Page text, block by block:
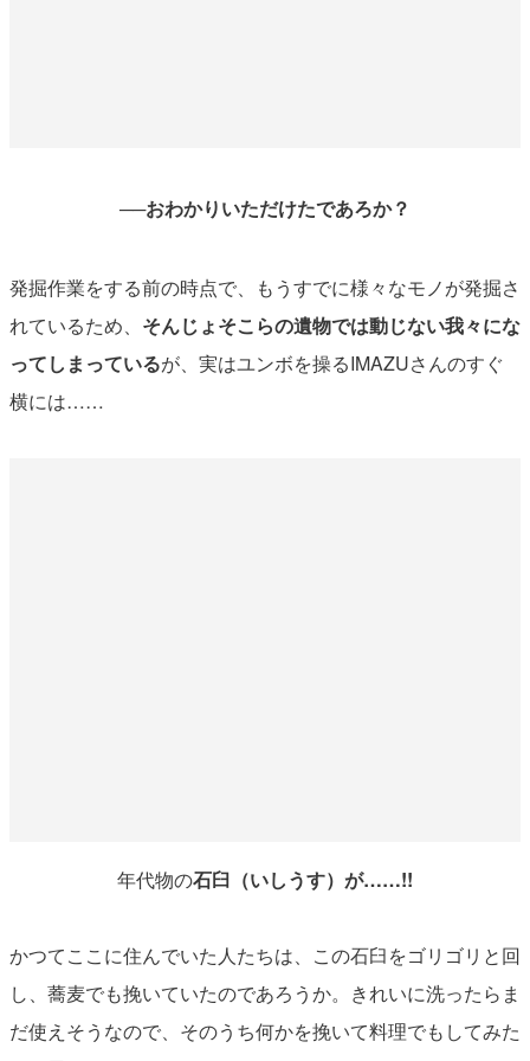
──おわかりいただけたであろか？
発掘作業をする前の時点で、もうすでに様々なモノが発掘さ
れているため、 そんじょそこらの遺物では動じない我々にな
ってしまっているが、実はユンボを操るIMAZUさんのすぐ
横には……
年代物の石臼（いしうす）が……!!
かつてここに住んでいた人たちは、この石臼をゴリゴリと回
し、蕎麦でも挽いていたのであろうか。きれいに洗ったらま
だ使えそうなので、そのうち何かを挽いて料理でもしてみた